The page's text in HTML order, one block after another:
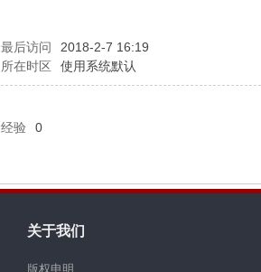
最后访问
2018-2-7 16:19
所在时区 使用系统默认
经验
0
关于我们
版权申明